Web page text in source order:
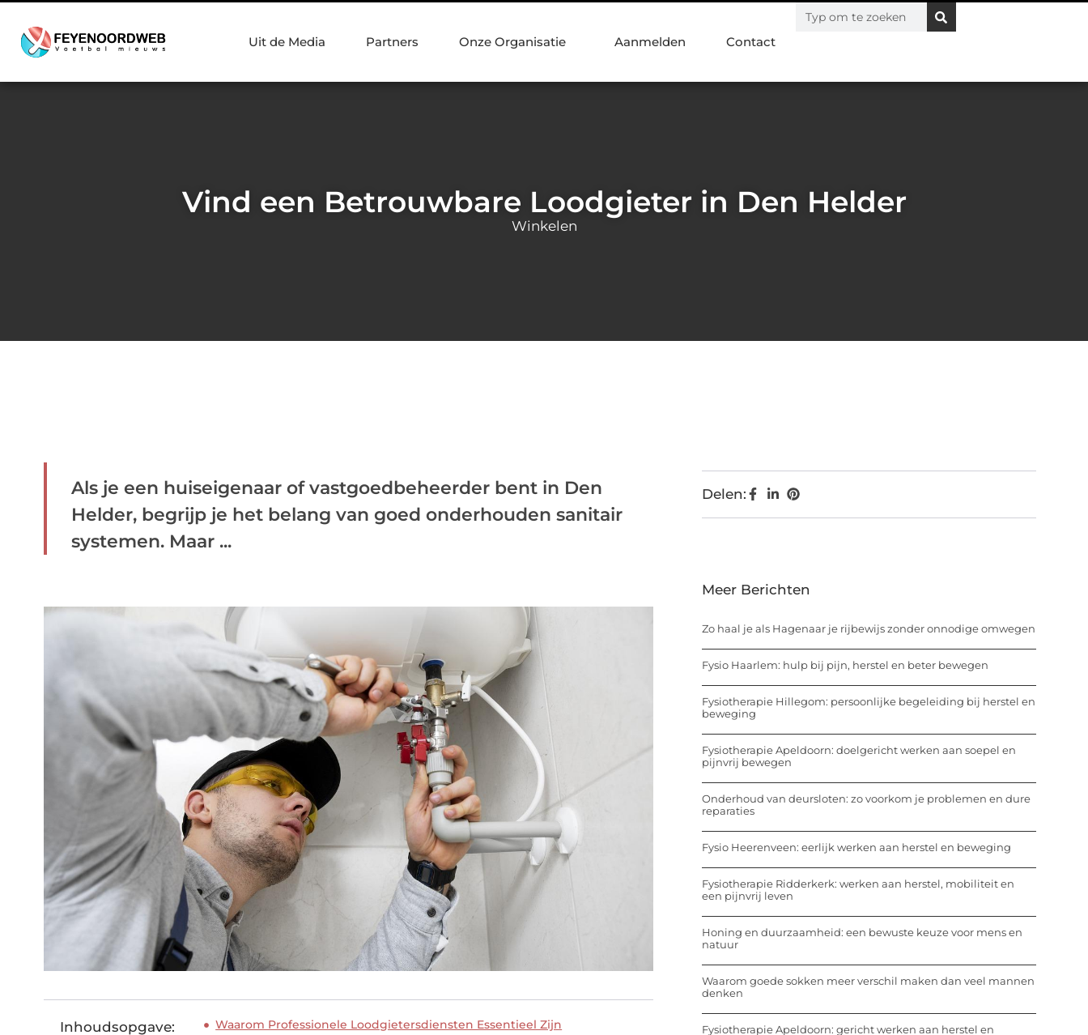
Uit de Media Partners Onze Organisatie Aanmelden Contact
Vind een Betrouwbare Loodgieter in Den Helder
Winkelen
Als je een huiseigenaar of vastgoedbeheerder bent in Den
Helder, begrijp je het belang van goed onderhouden sanitair
systemen. Maar ...
Inhoudsopgave:
Waarom Professionele Loodgietersdiensten Essentieel Zijn
Delen:
Meer Berichten
Zo haal je als Hagenaar je rijbewijs zonder onnodige omwegen
Fysio Haarlem: hulp bij pijn, herstel en beter bewegen
Fysiotherapie Hillegom: persoonlijke begeleiding bij herstel en
beweging
Fysiotherapie Apeldoorn: doelgericht werken aan soepel en
pijnvrij bewegen
Onderhoud van deursloten: zo voorkom je problemen en dure
reparaties
Fysio Heerenveen: eerlijk werken aan herstel en beweging
Fysiotherapie Ridderkerk: werken aan herstel, mobiliteit en
een pijnvrij leven
Honing en duurzaamheid: een bewuste keuze voor mens en
natuur
Waarom goede sokken meer verschil maken dan veel mannen
denken
Fysiotherapie Apeldoorn: gericht werken aan herstel en